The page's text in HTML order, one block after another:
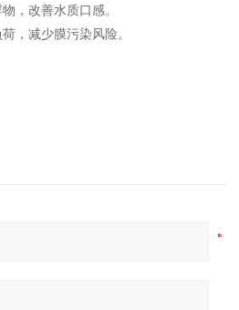
，改善水质口感。
，减少膜污染风险。